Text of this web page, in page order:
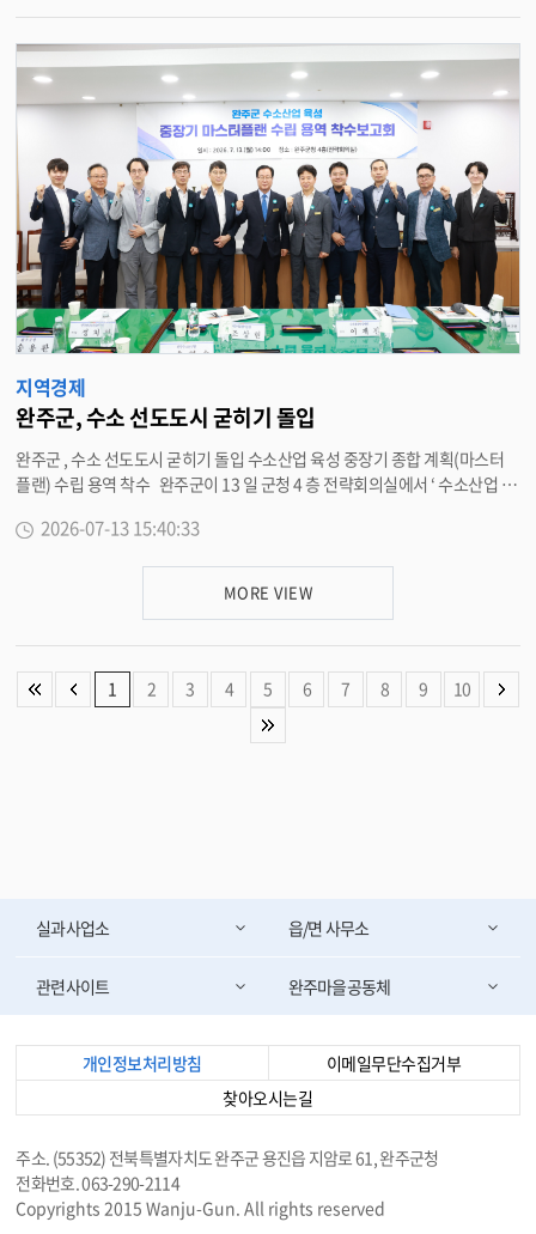
사업장 (5 만 7,813 평 ) 부지에 오는 2029 년까지 1,000 억 원을 대대적으로
투입한다 . 세계적 반도체 시장의 수요 확대에 선제적으로 대응하기 위해 , 연
구개발 (R&D) 부터 생산까지 한자리에서 수행하는 ‘ 차세대 첨단 소재 거점 ’
을 구축한다는 구상이다 . 이를 통해 20 명의 신규 직접 고용이 이루어지며 ,
완주군이 미래 먹거리인 반도체 핵심소재 산업의 중심지로 도약하는 데 큰 탄
력을 받을 것으로 전망된다 . 유희태 완주군수는 “ 완주에 기반을 두고 기술혁
신을 거듭해 온 ㈜ 한솔케미칼이 과감한 증설 투자를 결정해 준 것에 깊이 감사
드린다 ” 며 “ 이번 투자가 양질의 일자리 창출과 인재 채용의 확실한 기폭제가
될 수 있도록 신속한 인허가 등 맞춤형 행정 지원에 최선을 다하겠다 ” 고 밝혔
다 . <담당부서 경제정책과 290-2413>
지역경제
완주군, 수소 선도도시 굳히기 돌입
완주군 , 수소 선도도시 굳히기 돌입 수소산업 육성 중장기 종합 계획(마스터
플랜) 수립 용역 착수 완주군이 13 일 군청 4 층 전략회의실에서 ‘ 수소산업 육
소 선도도시로 도약하기 위한 밑그림 그리기에 돌입했다 . 이번 용역은 급변하
재력을 반영한 중장기 육성 전략을 마련하기 위한 것으로 내년 2 월까지 약 9
의 경쟁력 강화와 지속 가능한 산업생태계 조성을 위한 구체적인 실행 방안을
논의했다 . 이번 마스터플랜은 완주군의 산업구조와 수소 관련 기업 현황을 종
합적으로 분석하고 수소산업 발전 여건과 성장 가능성을 진단하는 데 중점을
리를 적극 반영하고 , 실현 가능성이 높고 정책 활용도가 뛰어난 종합 계획(마
대를 이끌 핵심 미래산업인 만큼 완주군의 강점과 잠재력을 최대한 살린 중장
2026-07-13 15:40:33
MORE VIEW
1 2 3 4 5 6 7 8 9 10
실과사업소 읍/면 사무소
관련사이트 완주마을공동체
개인정보처리방침
이메일무단수집거부
찾아오시는길
주소. (55352) 전북특별자치도 완주군 용진읍 지암로 61, 완주군청
전화번호. 063-290-2114
Copyrights 2015 Wanju-Gun. All rights reserved